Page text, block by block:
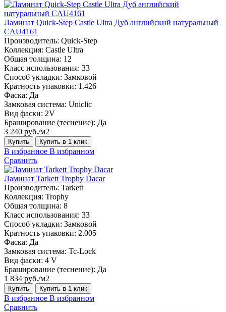
Ламинат Quick-Step Castle Ultra Дуб английский натуральный
CAU4161
Производитель: Quick-Step
Коллекция: Castle Ultra
Общая толщина: 12
Класс использования: 33
Способ укладки: Замковой
Кратность упаковки: 1.426
Фаска: Да
Замковая система: Uniclic
Вид фаски: 2V
Браширование (теснение): Да
3 240 руб./м2
Купить Купить в 1 клик
В избранное В избранном
Сравнить
Ламинат Tarkett Trophy Dacar
Производитель: Tarkett
Коллекция: Trophy
Общая толщина: 8
Класс использования: 33
Способ укладки: Замковой
Кратность упаковки: 2.005
Фаска: Да
Замковая система: Tc-Lock
Вид фаски: 4 V
Браширование (теснение): Да
1 834 руб./м2
Купить Купить в 1 клик
В избранное В избранном
Сравнить